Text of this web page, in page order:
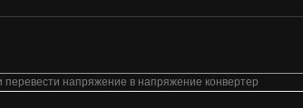
перевести напряжение в напряжение конвертер